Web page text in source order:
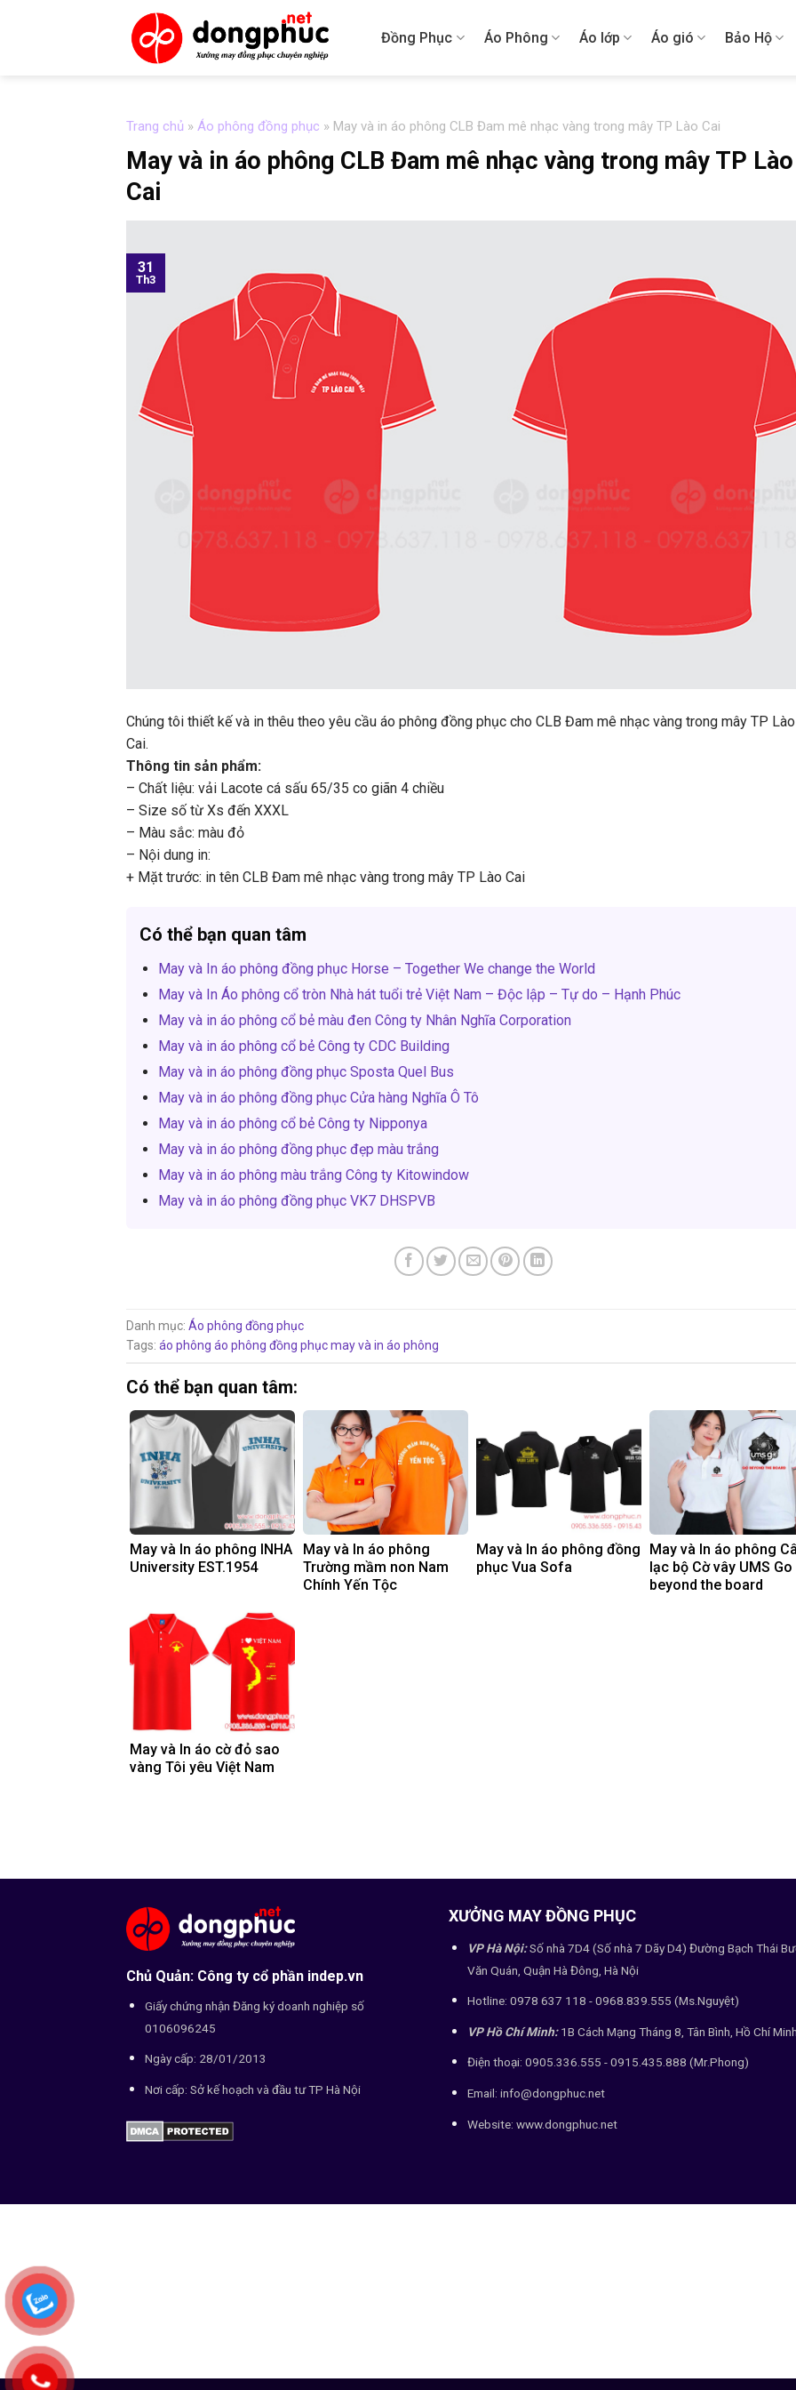
Đồng Phục Áo Phông Áo lớp Áo gió Bảo Hộ
Trang chủ » Áo phông đồng phục » May và in áo phông CLB Đam mê nhạc vàng trong mây TP Lào Cai
May và in áo phông CLB Đam mê nhạc vàng trong mây TP Lào
Cai
31
Th3
Chúng tôi thiết kế và in thêu theo yêu cầu áo phông đồng phục cho CLB Đam mê nhạc vàng trong mây TP Lào
Cai.
Thông tin sản phẩm:
– Chất liệu: vải Lacote cá sấu 65/35 co giãn 4 chiều
– Size số từ Xs đến XXXL
– Màu sắc: màu đỏ
– Nội dung in:
+ Mặt trước: in tên CLB Đam mê nhạc vàng trong mây TP Lào Cai
Có thể bạn quan tâm
May và In áo phông đồng phục Horse – Together We change the World
May và In Áo phông cổ tròn Nhà hát tuổi trẻ Việt Nam – Độc lập – Tự do – Hạnh Phúc
May và in áo phông cổ bẻ màu đen Công ty Nhân Nghĩa Corporation
May và in áo phông cổ bẻ Công ty CDC Building
May và in áo phông đồng phục Sposta Quel Bus
May và in áo phông đồng phục Cửa hàng Nghĩa Ô Tô
May và in áo phông cổ bẻ Công ty Nipponya
May và in áo phông đồng phục đẹp màu trắng
May và in áo phông màu trắng Công ty Kitowindow
May và in áo phông đồng phục VK7 DHSPVB
Danh mục: Áo phông đồng phục
Tags: áo phông áo phông đồng phụcmay và in áo phông
Có thể bạn quan tâm:
May và In áo phông INHA
University EST.1954
May và In áo phông
Trường mầm non Nam
Chính Yến Tộc
May và In áo phông đồng
phục Vua Sofa
May và In áo phông
lạc bộ Cờ vây UMS Go
beyond the board
May và In áo cờ đỏ sao
vàng Tôi yêu Việt Nam
Chủ Quản: Công ty cổ phần indep.vn
Giấy chứng nhận Đăng ký doanh nghiệp số
0106096245
Ngày cấp: 28/01/2013
Nơi cấp: Sở kế hoạch và đầu tư TP Hà Nội
XƯỞNG MAY ĐỒNG PHỤC
VP Hà Nội:Số nhà 7D4 (Số nhà 7 Dãy D4) Đường Bạch Thái
Văn Quán, Quận Hà Đông, Hà Nội
Hotline: 0978 637 118 - 0968.839.555 (Ms.Nguyệt)
VP Hồ Chí Minh:1B Cách Mạng Tháng 8, Tân Bình, Hồ Chí
Điện thoại: 0905.336.555 - 0915.435.888 (Mr.Phong)
Email: info@dongphuc.net
Website:www.dongphuc.net